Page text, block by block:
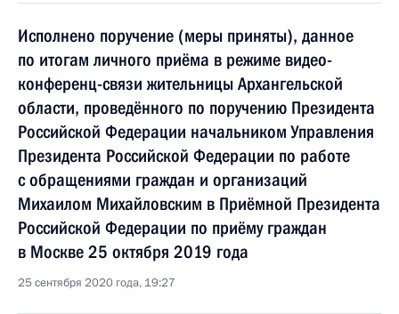
Исполнено поручение (меры приняты), данное
по итогам личного приёма в режиме видео-
конференц-связи жительницы Архангельской
области, проведённого по поручению Президента
Российской Федерации начальником Управления
Президента Российской Федерации по работе
с обращениями граждан и организаций
Михаилом Михайловским в Приёмной Президента
Российской Федерации по приёму граждан
в Москве 25 октября 2019 года
25 сентября 2020 года, 19:27